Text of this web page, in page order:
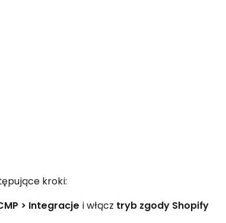
kroki:
> Integracje i włącz tryb zgody Shopify